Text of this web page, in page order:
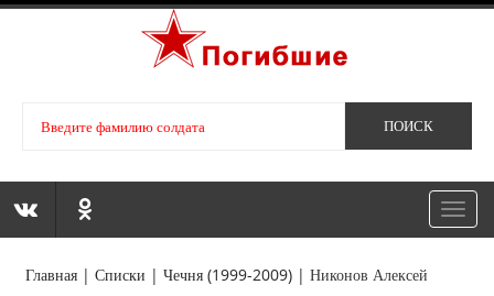
Главная |Списки |Чечня (1999-2009) |Никонов Алексей